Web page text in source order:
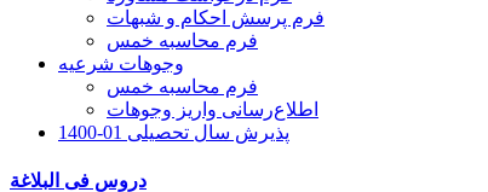
فرم پرسش احکام و شبهات
فرم محاسبه خمس
وجوهات شرعیه
فرم محاسبه خمس
اطلاع‌رسانی واریز وجوهات
پذیرش سال تحصیلی 01-1400
دروس فی البلاغة